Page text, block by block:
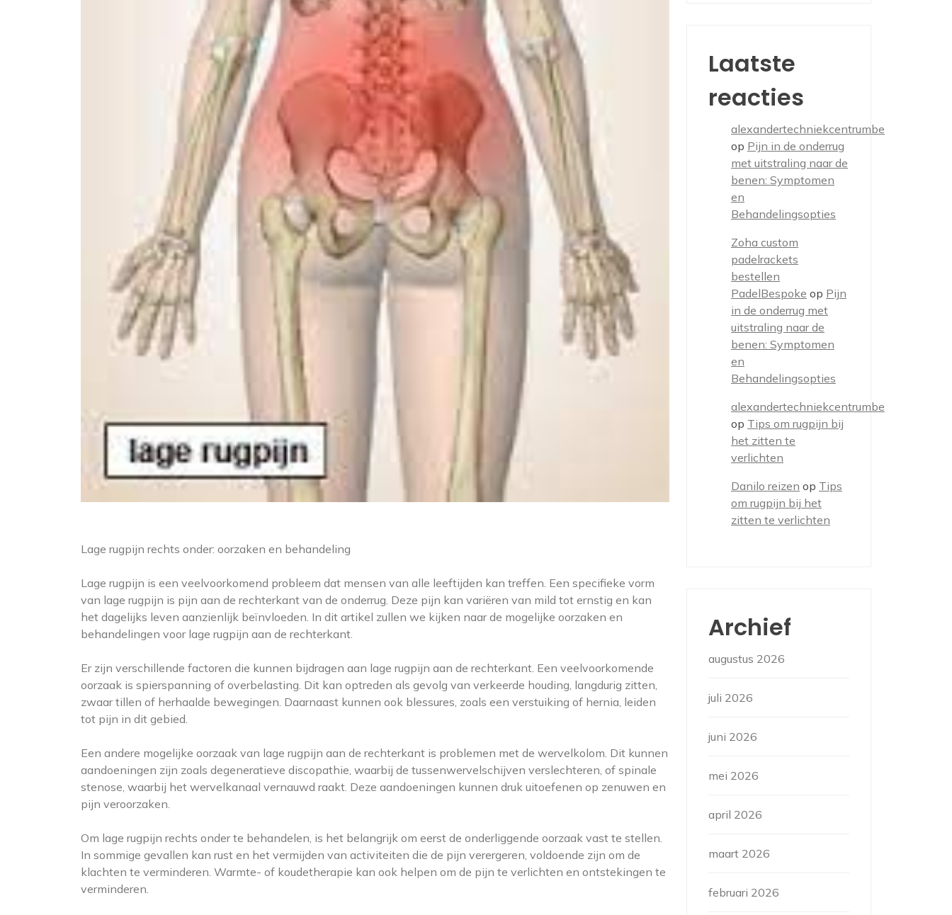
Lage rugpijn rechts onder: oorzaken en behandeling
Lage rugpijn is een veelvoorkomend probleem dat mensen van alle leeftijden kan treffen. Een specifieke vorm
van lage rugpijn is pijn aan de rechterkant van de onderrug. Deze pijn kan variëren van mild tot ernstig en kan
het dagelijks leven aanzienlijk beïnvloeden. In dit artikel zullen we kijken naar de mogelijke oorzaken en
behandelingen voor lage rugpijn aan de rechterkant.
Er zijn verschillende factoren die kunnen bijdragen aan lage rugpijn aan de rechterkant. Een veelvoorkomende
oorzaak is spierspanning of overbelasting. Dit kan optreden als gevolg van verkeerde houding, langdurig zitten,
zwaar tillen of herhaalde bewegingen. Daarnaast kunnen ook blessures, zoals een verstuiking of hernia, leiden
tot pijn in dit gebied.
Een andere mogelijke oorzaak van lage rugpijn aan de rechterkant is problemen met de wervelkolom. Dit kunnen
aandoeningen zijn zoals degeneratieve discopathie, waarbij de tussenwervelschijven verslechteren, of spinale
stenose, waarbij het wervelkanaal vernauwd raakt. Deze aandoeningen kunnen druk uitoefenen op zenuwen en
pijn veroorzaken.
Om lage rugpijn rechts onder te behandelen, is het belangrijk om eerst de onderliggende oorzaak vast te stellen.
In sommige gevallen kan rust en het vermijden van activiteiten die de pijn verergeren, voldoende zijn om de
klachten te verminderen. Warmte- of koudetherapie kan ook helpen om de pijn te verlichten en ontstekingen te
verminderen.
Laatste
reacties
alexandertechniekcentrumbe
op Pijn in de onderrug
met uitstraling naar de
benen: Symptomen
en
Behandelingsopties
Zoha custom
padelrackets
bestellen
PadelBespoke op Pijn
in de onderrug met
uitstraling naar de
benen: Symptomen
en
Behandelingsopties
alexandertechniekcentrumbe
op Tips om rugpijn bij
het zitten te
verlichten
Danilo reizen op Tips
om rugpijn bij het
zitten te verlichten
Archief
augustus 2026
juli 2026
juni 2026
mei 2026
april 2026
maart 2026
februari 2026